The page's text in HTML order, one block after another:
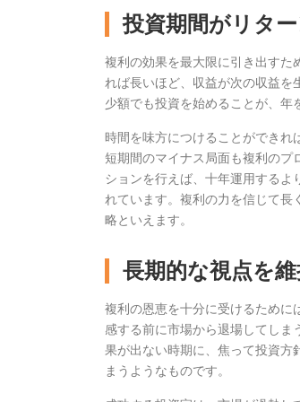
投資期間がリタ
複利の効果を最大限に引き出すた
れば長いほど、収益が次の収益を
少額でも投資を始めることが、年
時間を味方につけることができれ
短期間のマイナス局面も複利の
ションを行えば、十年運用するよ
れています。複利の力を信じて
略といえます。
長期的な視点を
複利の恩恵を十分に受けるために
感する前に市場から退場してし
果が出ない時期に、焦って投資方
まうようなものです。